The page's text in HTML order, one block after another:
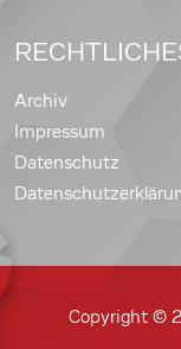
Archiv
Impressum
Datenschutz
Copyright ©